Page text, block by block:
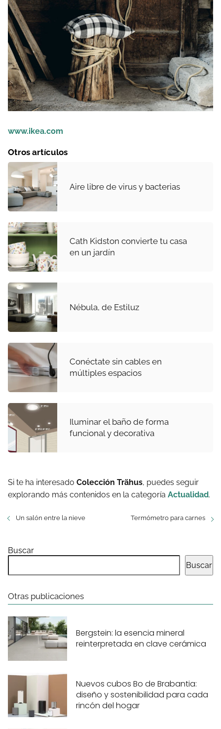
www.ikea.com
Otros artículos
Aire libre de virus y bacterias
Cath Kidston convierte tu casa
en un jardín
Nébula, de Estiluz
Conéctate sin cables en
múltiples espacios
Iluminar el baño de forma
funcional y decorativa
Si te ha interesado Colección Trähus, puedes seguir
explorando más contenidos en la categoría Actualidad.
Un salón entre la nieve Termómetro para carnes
Buscar
Buscar
Otras publicaciones
Bergstein: la esencia mineral
reinterpretada en clave cerámica
Nuevos cubos Bo de Brabantia:
diseño y sostenibilidad para cada
rincón del hogar